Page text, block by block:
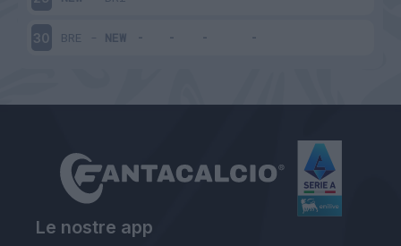
30 BRE - NEW
Le nostre app